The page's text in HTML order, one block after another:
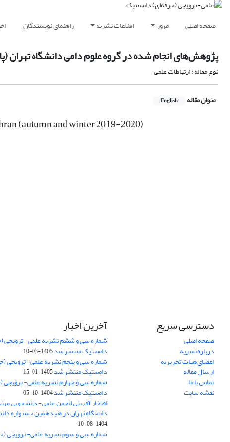
صفحه اصلی مرور اطلاعات نشریه راهنمای نویسندگان
پژوهش‌های انجام شده در گروه علوم دامی دانشگاه تهران (پاییز
نوع مقاله : ارتباطات علمی
عنوان مقاله English
(autumn and winter 2019-2020)
دسترسی سریع
صفحه اصلی
درباره نشریه
اعضای هیات تحریریه
ارسال مقاله
تماس با ما
نقشه سایت
آخرین اخبار
شماره سی و ششم نشریه علمی- ترویجی
دامِستیک منتشر شد1405-03-10
شماره سی و پنجم نشریه علمی- ترویجی
دامِستیک منتشر شد1405-01-15
شماره سی و چهارم نشریه علمی- ترویجی
دامِستیک منتشر شد1404-10-05
افتخار آفرینی انجمن علمی- دانشجویی
دانشگاه تهران در هجدهمین جشنواره
1404-08-10
شماره سی و سوم نشریه علمی- ترویجی